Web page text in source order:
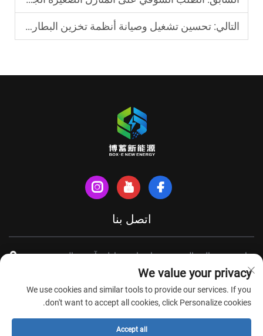
التالي: تحسين تشغيل وصيانة أنظمة تخزين البطاريات التجارية
اتصل بنا
شارع شينهي الشمالي، مدينة تيانتشانغ، مقاطعة آنهوي، الصين
+86-18949493005
We value your privacy
We use cookies and similar tools to provide our services. If you
don't want to accept all cookies, click Personalize cookies.
Accept all